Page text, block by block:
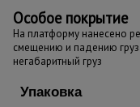
Особое покрытие
На платформу нанесено
смещению и падению
негабаритный груз
Упаковка